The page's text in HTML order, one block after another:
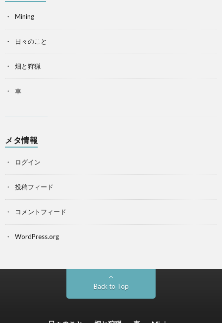
Mining
日々のこと
畑と狩猟
車
メタ情報
ログイン
投稿フィード
コメントフィード
WordPress.org
Back to Top